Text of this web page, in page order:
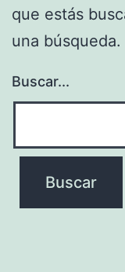
que estás
una búsqueda.
Buscar...